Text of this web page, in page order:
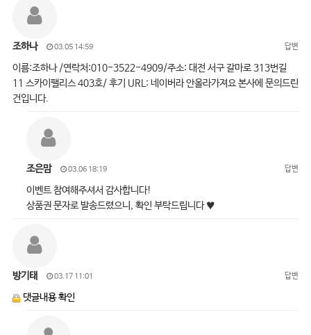
조하나 03.05 14:59 답변
이름:조하나 /연락처:010-3522-4909/주소: 대전 서구 갈마로 313번길
11 스카이팰리스 403호/ 후기 URL: 네이버라 안올라가져요 본사에 문의드린
건입니다.
조은맘 03.06 18:19 답변
이벤트 참여해주셔서 감사합니다!
상품권 문자로 발송드렸으니, 확인 부탁드립니다 ♥
방기태 03.17 11:01 답변
댓글내용 확인